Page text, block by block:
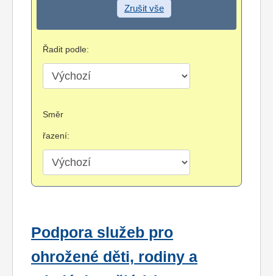
Zrušit vše
Řadit podle:
Směr
řazení:
Podpora služeb pro
ohrožené děti, rodiny a